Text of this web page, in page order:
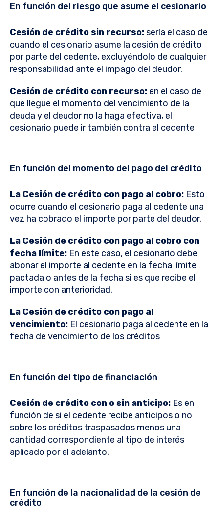
En función del riesgo que asume el cesionario
Cesión de crédito sin recurso:sería el caso de
cuando el cesionario asume la cesión de crédito
por parte del cedente, excluyéndolo de cualquier
responsabilidad ante el impago del deudor.
Cesión de crédito con recurso: en el caso de
que llegue el momento del vencimiento de la
deuda y el deudor no la haga efectiva, el
cesionario puede ir también contra el cedente
En función del momento del pago del crédito
La Cesión de crédito con pago al cobro: Esto
ocurre cuando el cesionario paga al cedente una
vez ha cobrado el importe por parte del deudor.
La Cesión de crédito con pago al cobro con
fecha límite: En este caso, el cesionario debe
abonar el importe al cedente en la fecha límite
pactada o antes de la fecha si es que recibe el
importe con anterioridad.
La Cesión de crédito con pago al
vencimiento: El cesionario paga al cedente en la
fecha de vencimiento de los créditos
En función del tipo de financiación
Cesión de crédito con o sin anticipo: Es en
función de si el cedente recibe anticipos o no
sobre los créditos traspasados menos una
cantidad correspondiente al tipo de interés
aplicado por el adelanto.
En función de la nacionalidad de la cesión de
crédito